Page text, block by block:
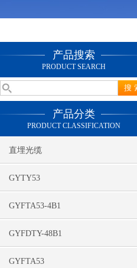
产品搜索
PRODUCT SEARCH
产品分类
PRODUCT CLASSIFICATION
直埋光缆
GYTY53
GYFTA53-4B1
GYFDTY-48B1
GYFTA53